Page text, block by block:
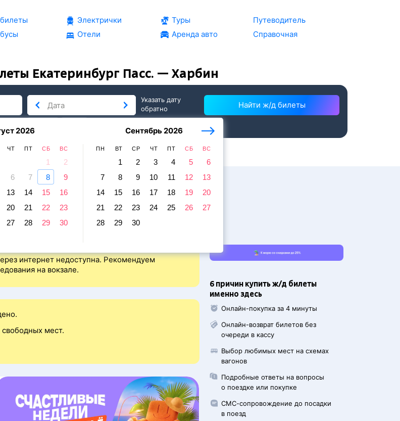
Электрички
Отели
Туры
Аренда авто
Путеводитель
Справочная
Екатеринбург Пасс. — Харбин
2026
ЧТ ПТ СБ ВС
1
2
6 7 8
9
13 14 15
16
20 21 22
23
27 28 29
30
Сентябрь 2026
ПН ВТ СР ЧТ ПТ СБ ВС
1 2 3 4 5
6
7
8 9 10 11 12
13
14
15 16 17 18 19
20
21
22 23 24 25 26
27
28
29 30
послезавтра
Указать дату
обратно
Найти ж/д билеты
— Харбин
по местному времени. Цены за 1 пассажира
интернет недоступна. Рекомендуем
на вокзале.
мест.
6 причин купить ж/д билеты
именно здесь
Онлайн-покупка за 4 минуты
Онлайн-возврат билетов без
очереди в кассу
Выбор любимых мест на схемах
вагонов
Подробные ответы на вопросы
о поездке или покупке
СМС-сопровождение до посадки
в поезд